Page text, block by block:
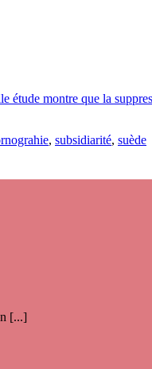
montre que la
, subsidiarité, suède
[...]